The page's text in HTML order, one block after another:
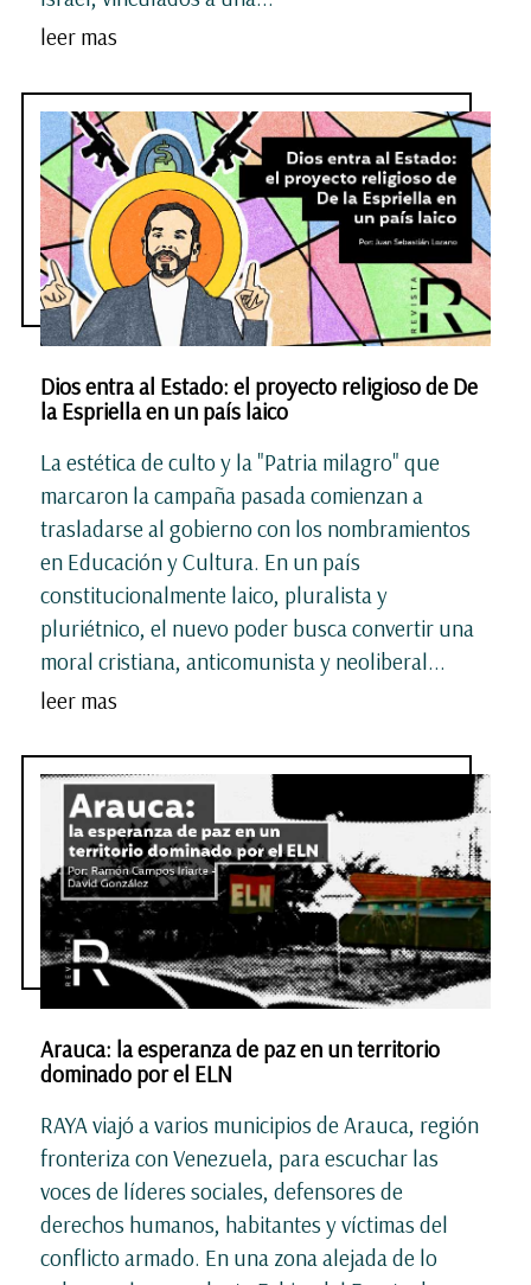
leer mas
Dios entra al Estado: el proyecto religioso de De
la Espriella en un país laico
La estética de culto y la "Patria milagro" que
marcaron la campaña pasada comienzan a
trasladarse al gobierno con los nombramientos
en Educación y Cultura. En un país
constitucionalmente laico, pluralista y
pluriétnico, el nuevo poder busca convertir una
moral cristiana, anticomunista y neoliberal...
leer mas
Arauca: la esperanza de paz en un territorio
dominado por el ELN
RAYA viajó a varios municipios de Arauca, región
fronteriza con Venezuela, para escuchar las
voces de líderes sociales, defensores de
derechos humanos, habitantes y víctimas del
conflicto armado. En una zona alejada de lo